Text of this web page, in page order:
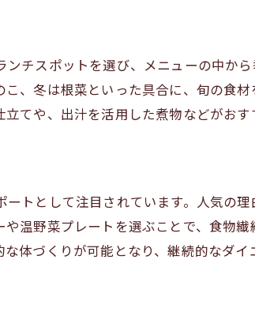
で美と健康を手に入れるオーガニック体
エット和食とオーガニックカフェの魅力
食ランチで始めるダイエット美容習慣
シーランチが美容と健康に与える影響
エット中に嬉しい自然食ランチの選択肢
で叶える美しいダイエット生活のヒント
チスポットを選び、メニューの中か
、冬は根菜といった具合に、旬の食
てや、出汁を活用した煮物などがおす
トとして注目されています。人気の
温野菜プレートを選ぶことで、食物
体づくりが可能となり、継続的なダイ
ご予約はこちら
ご予約はこちら